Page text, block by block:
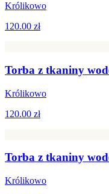
Królikowo
120.00 zł
Torba z tkaniny
Królikowo
120.00 zł
Torba z tkaniny
Królikowo